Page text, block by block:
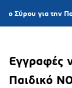
για την
Εγγραφές
Παιδικό